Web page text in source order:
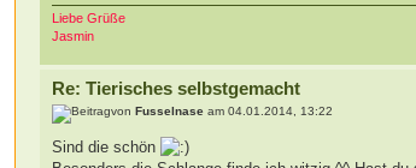
Liebe Grüße
Jasmin
Re: Tierisches selbstgemacht
vonFusselnase am 04.01.2014, 13:22
Sind die schön